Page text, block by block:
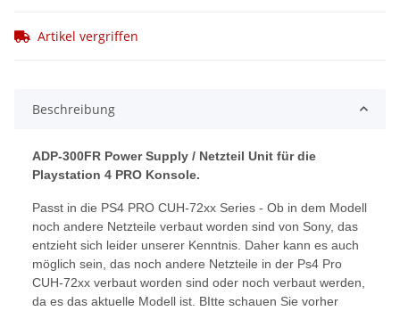
Artikel vergriffen
Beschreibung
ADP-300FR Power Supply / Netzteil Unit für die
Playstation 4 PRO Konsole.
Passt in die PS4 PRO CUH-72xx Series - Ob in dem Modell
noch andere Netzteile verbaut worden sind von Sony, das
entzieht sich leider unserer Kenntnis. Daher kann es auch
möglich sein, das noch andere Netzteile in der Ps4 Pro
CUH-72xx verbaut worden sind oder noch verbaut werden,
da es das aktuelle Modell ist. BItte schauen Sie vorher